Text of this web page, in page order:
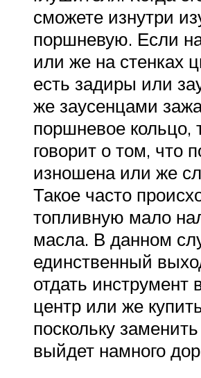
сможете изнутри
поршневую. Если
или же на стенках
есть задиры или
же заусенцами
поршневое кольцо,
говорит о том, что
изношена или же
Такое часто
топливную мало
масла. В данном
единственный
отдать инструмент
центр или же
поскольку
выйдет намного